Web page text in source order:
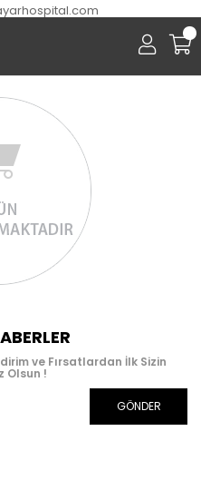
0
ve Fırsatlardan İlk Sizin
Olsun !
GÖNDER